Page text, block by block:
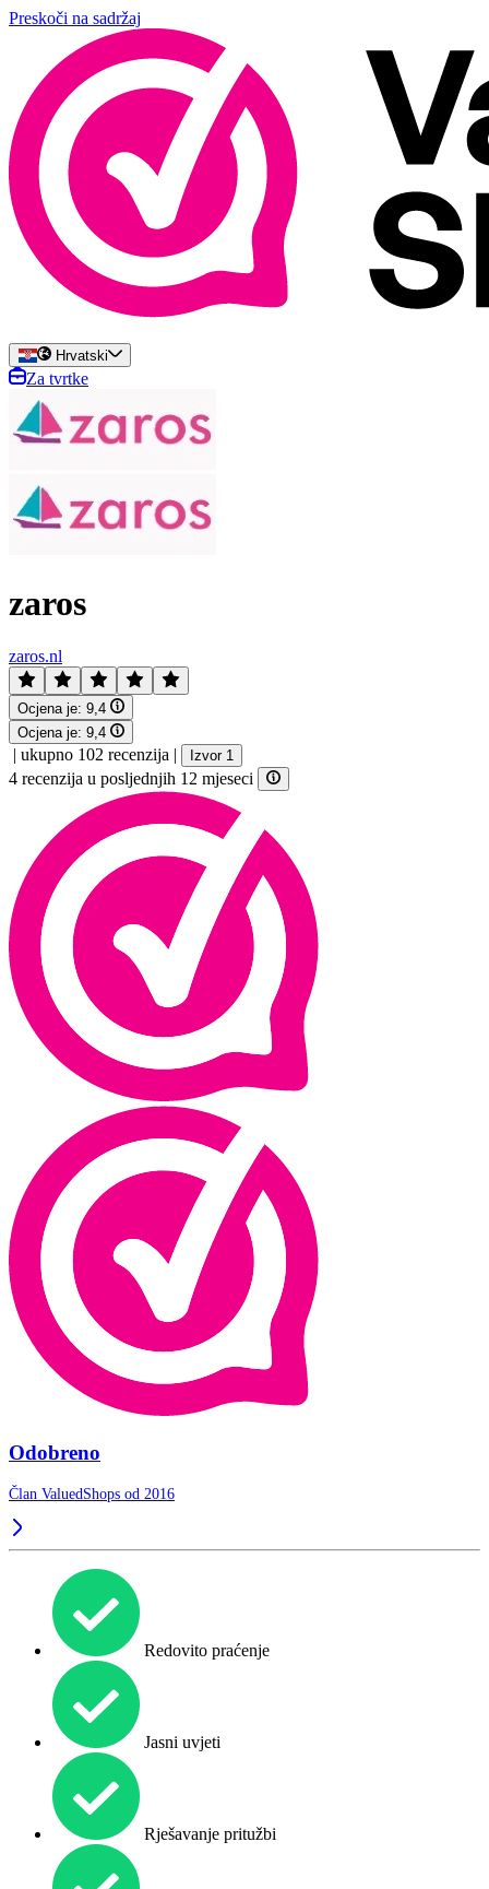
Preskoči na sadržaj
Hrvatski
Za tvrtke
zaros
zaros.nl
Ocjena je: 9,4
Ocjena je: 9,4
| ukupno 102 recenzija | Izvor 1
4 recenzija u posljednjih 12 mjeseci
Odobreno
Član ValuedShops od 2016
Redovito praćenje
Jasni uvjeti
Rješavanje pritužbi